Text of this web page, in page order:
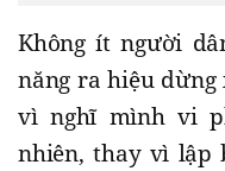
Không ít người
năng ra hiệu
vì nghĩ mình vi
nhiên, thay vì lập